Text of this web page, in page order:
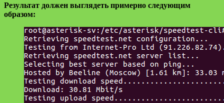
Результат должен выглядеть примерно следующим
образом: